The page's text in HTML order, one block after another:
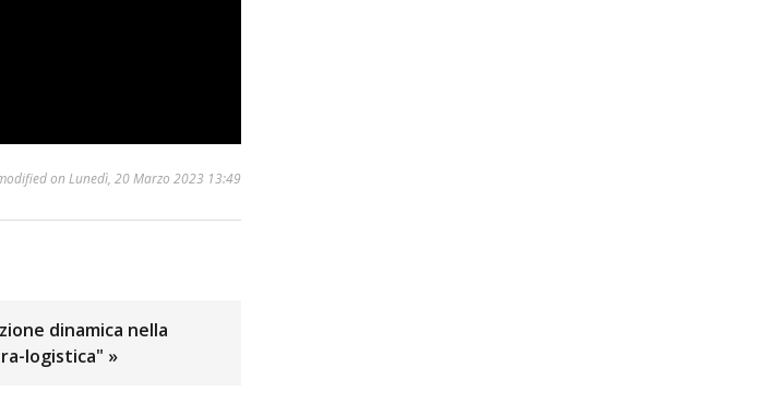
on Lunedì, 20 Marzo 2023 13:49
dinamica nella
logistica" »